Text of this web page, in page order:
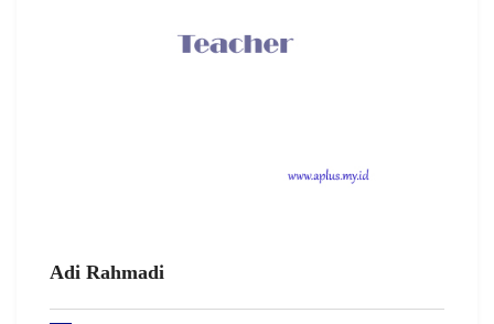
Adi Rahmadi